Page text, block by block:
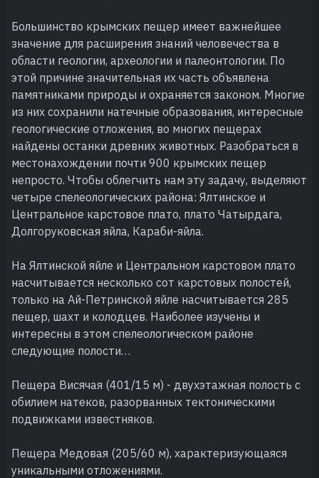
Большинство крымских пещер имеет важнейшее
значение для расширения знаний человечества в
области геологии, археологии и палеонтологии. По
этой причине значительная их часть объявлена
памятниками природы и охраняется законом. Многие
из них сохранили натечные образования, интересные
геологические отложения, во многих пещерах
найдены останки древних животных. Разобраться в
местонахождении почти 900 крымских пещер
непросто. Чтобы облегчить нам эту задачу, выделяют
четыре спелеологических района: Ялтинское и
Центральное карстовое плато, плато Чатырдага,
Долгоруковская яйла, Караби-яйла.
На Ялтинской яйле и Центральном карстовом плато
насчитывается несколько сот карстовых полостей,
только на Ай-Петринской яйле насчитывается 285
пещер, шахт и колодцев. Наиболее изучены и
интересны в этом спелеологическом районе
следующие полости…
Пещера Висячая (401/15 м) - двухэтажная полость с
обилием натеков, разорванных тектоническими
подвижками известняков.
Пещера Медовая (205/60 м), характеризующаяся
уникальными отложениями.